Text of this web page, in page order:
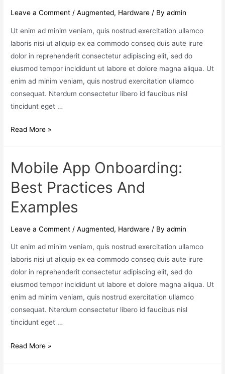
Leave a Comment /Augmented, Hardware / Byadmin
Ut enim ad minim veniam, quis nostrud exercitation ullamco
laboris nisi ut aliquip ex ea commodo conseq duis aute irure
dolor in reprehenderit consectetur adipiscing elit, sed do
eiusmod tempor incididunt ut labore et dolore magna aliqua. Ut
enim ad minim veniam, quis nostrud exercitation ullamco
consequat. Nterdum consectetur libero id faucibus nisl
tincidunt eget …
Read More »
Mobile App Onboarding:
Best Practices And
Examples
Leave a Comment /Augmented, Hardware / Byadmin
Ut enim ad minim veniam, quis nostrud exercitation ullamco
laboris nisi ut aliquip ex ea commodo conseq duis aute irure
dolor in reprehenderit consectetur adipiscing elit, sed do
eiusmod tempor incididunt ut labore et dolore magna aliqua. Ut
enim ad minim veniam, quis nostrud exercitation ullamco
consequat. Nterdum consectetur libero id faucibus nisl
tincidunt eget …
Read More »